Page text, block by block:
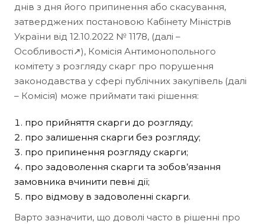
днів з дня його припинення або скасування,
затверджених постановою Кабінету Міністрів
України від 12.10.2022 № 1178, (далі –
Особливості↗), Комісія Антимонопольного
комітету з розгляду скарг про порушення
законодавства у сфері публічних закупівель (далі
– Комісія) може приймати такі рішення:
про прийняття скарги до розгляду;
про залишення скарги без розгляду;
про припинення розгляду скарги;
про задоволення скарги та зобов’язання
замовника вчинити певні дії;
про відмову в задоволенні скарги.
Варто зазначити, що доволі часто в рішенні про